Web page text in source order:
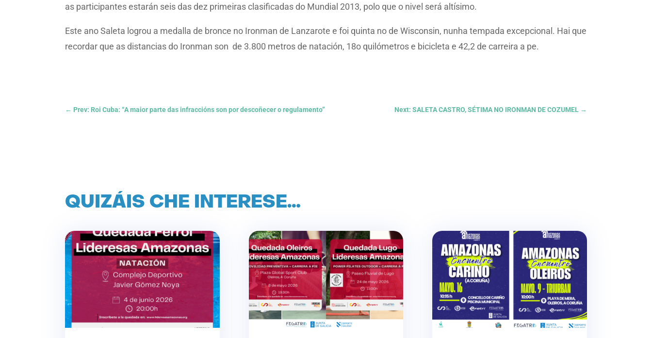
as participantes estarán seis das dez primeiras clasificadas do Mundial 2013, polo que o nivel será altísimo.
Este ano Saleta logrou a medalla de bronce no Ironman de Lanzarote e foi quinta no de Wisconsin, nunha tempada excepcional. Hai que
recordar que as distancias do Ironman son de 3.800 metros de natación, 18o quilómetros e bicicleta e 42,2 de carreira a pe.
← Prev: Roi Cuba: “A maior parte das infraccións son por descoñecer o regulamento” Next: SALETA CASTRO, SÉTIMA NO IRONMAN DE COZUMEL→
QUIZÁIS CHE INTERESE…